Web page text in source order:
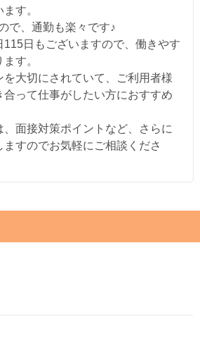
す。
で、通勤も楽々です♪
日もございますので、働きやす
す。
を大切にされていて、ご利用者様
合って仕事がしたい方におすすめ
、面接対策ポイントなど、さらに
すのでお気軽にご相談くださ